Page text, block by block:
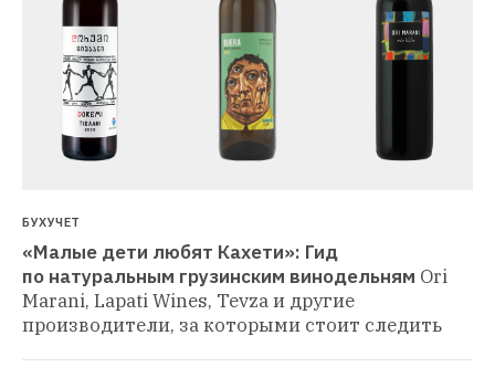
БУХУЧЕТ
«Малые дети любят Кахети»: Гид
по натуральным грузинским винодельням Ori
Marani, Lapati Wines, Tevza и другие
производители, за которыми стоит следить